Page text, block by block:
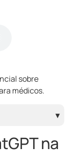
sobre
médicos.
▾
na